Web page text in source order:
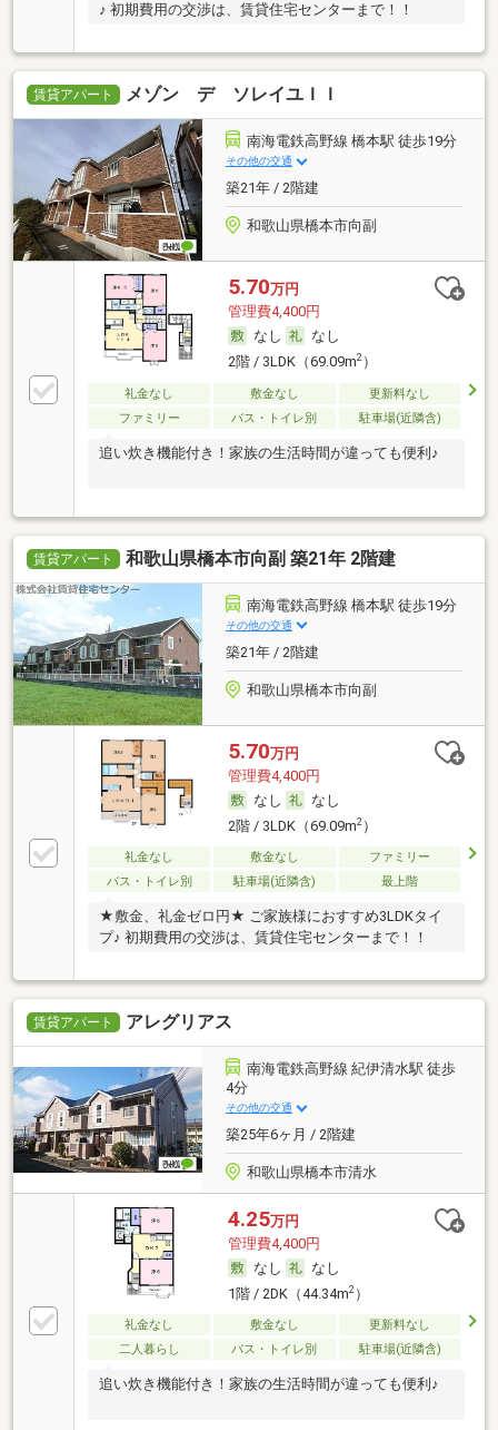
♪ 初期費用の交渉は、賃貸住宅センターまで！！
賃貸アパート メゾン デ ソレイユＩＩ
南海電鉄高野線 橋本駅 徒歩19分
その他の交通
築21年 / 2階建
和歌山県橋本市向副
5.70万円
管理費4,400円
なし
なし
2階 / 3LDK（69.09m2）
礼金なし 敷金なし
更新料なし
ファミリー
バス・トイレ別 駐車場(近隣含)
追い炊き機能付き！家族の生活時間が違っても便利♪
賃貸アパート 和歌山県橋本市向副 築21年 2階建
南海電鉄高野線 橋本駅 徒歩19分
その他の交通
築21年 / 2階建
和歌山県橋本市向副
5.70万円
管理費4,400円
なし
なし
2階 / 3LDK（69.09m2）
礼金なし 敷金なし
ファミリー
バス・トイレ別
駐車場(近隣含) 最上階
★敷金、礼金ゼロ円★ ご家族様におすすめ3LDKタイ
プ♪ 初期費用の交渉は、賃貸住宅センターまで！！
賃貸アパート アレグリアス
南海電鉄高野線 紀伊清水駅 徒歩
4分
その他の交通
築25年6ヶ月 / 2階建
和歌山県橋本市清水
4.25万円
管理費4,400円
なし
なし
1階 / 2DK（44.34m2）
礼金なし 敷金なし
更新料なし
二人暮らし
バス・トイレ別 駐車場(近隣含)
追い炊き機能付き！家族の生活時間が違っても便利♪